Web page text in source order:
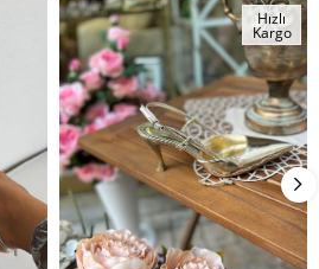
Hızlı
Kargo